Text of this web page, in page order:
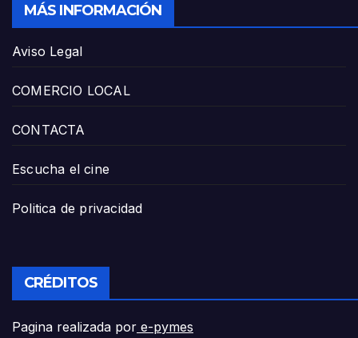
MÁS INFORMACIÓN
Aviso Legal
COMERCIO LOCAL
CONTACTA
Escucha el cine
Politica de privacidad
CRÉDITOS
Pagina realizada por e-pymes